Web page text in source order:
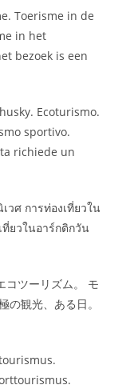
Toerisme in de
in het
bezoek is een
Ecoturismo.
sportivo.
richiede un
วศ การท่องเที่ยวใน
ที่ยวในอาร์กติกวัน
コツーリズム。 モ
の観光、ある日。